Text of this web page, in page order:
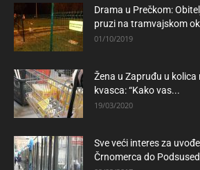
Drama u Prečkom:
pruzi na tramvajskom
01/10/2019
Žena u Zapruđu u
kvasca: “Kako vas...
19/03/2020
Sve veći interes za
Črnomerca do